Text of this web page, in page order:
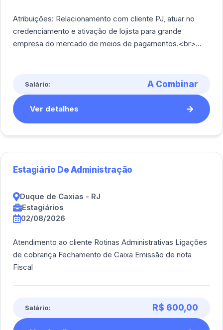
Atribuições: Relacionamento com cliente PJ, atuar no
credenciamento e ativação de lojista para grande
empresa do mercado de meios de pagamentos.<br>
Salário: A Combinar
Ver detalhes
Estagiário De Administração
Duque de Caxias - RJ
Estagiários
02/08/2026
Atendimento ao cliente Rotinas Administrativas Ligações
de cobrança Fechamento de Caixa Emissão de nota
Fiscal
Salário: R$ 600,00